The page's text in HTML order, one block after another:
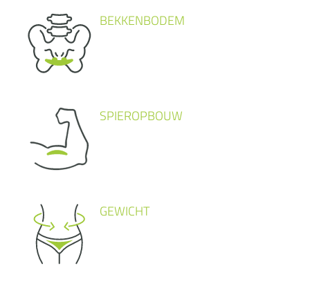
BEKKENBODEM
SPIEROPBOUW
GEWICHT